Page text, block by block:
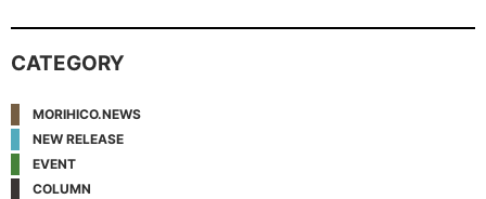
CATEGORY
MORIHICO.NEWS
NEW RELEASE
EVENT
COLUMN